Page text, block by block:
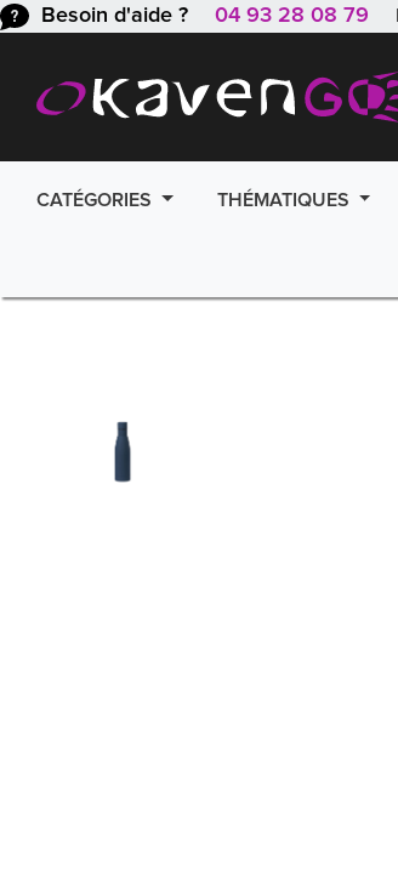
Besoin d'aide ? 04 93 28 08 79
CATÉGORIES THÉMATIQUES